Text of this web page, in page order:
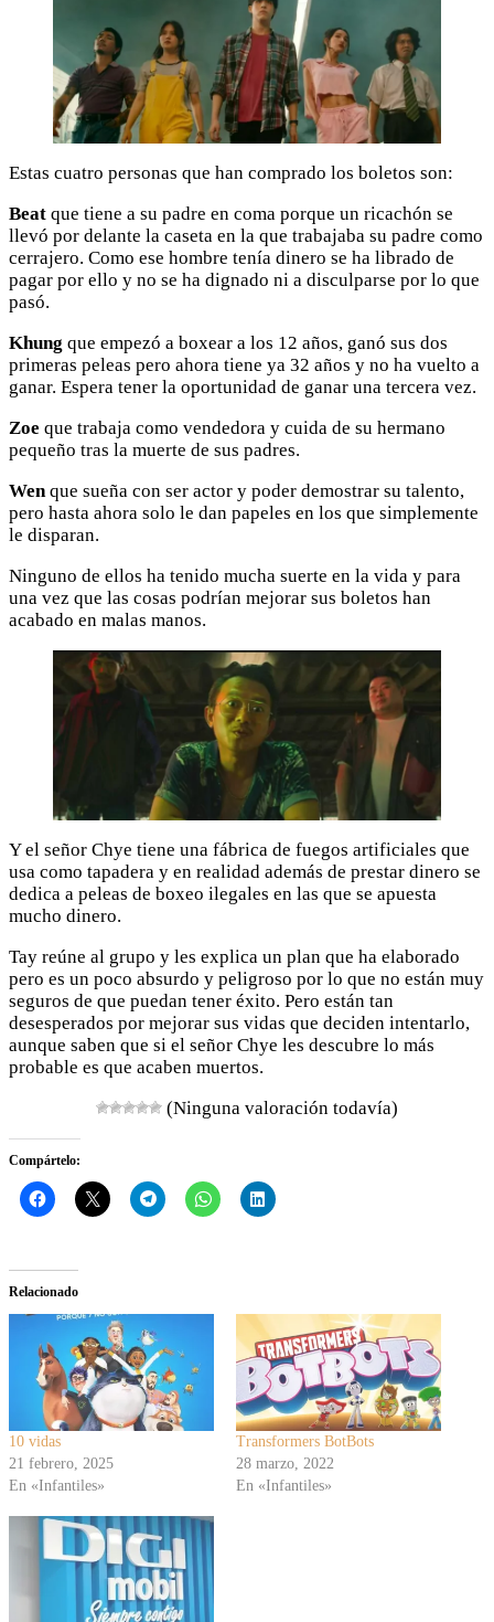
Estas cuatro personas que han comprado los boletos son:
Beat que tiene a su padre en coma porque un ricachón se
llevó por delante la caseta en la que trabajaba su padre como
cerrajero. Como ese hombre tenía dinero se ha librado de
pagar por ello y no se ha dignado ni a disculparse por lo que
pasó.
Khung que empezó a boxear a los 12 años, ganó sus dos
primeras peleas pero ahora tiene ya 32 años y no ha vuelto a
ganar. Espera tener la oportunidad de ganar una tercera vez.
Zoe que trabaja como vendedora y cuida de su hermano
pequeño tras la muerte de sus padres.
Wenque sueña con ser actor y poder demostrar su talento,
pero hasta ahora solo le dan papeles en los que simplemente
le disparan.
Ninguno de ellos ha tenido mucha suerte en la vida y para
una vez que las cosas podrían mejorar sus boletos han
acabado en malas manos.
Y el señor Chye tiene una fábrica de fuegos artificiales que
usa como tapadera y en realidad además de prestar dinero se
dedica a peleas de boxeo ilegales en las que se apuesta
mucho dinero.
Tay reúne al grupo y les explica un plan que ha elaborado
pero es un poco absurdo y peligroso por lo que no están muy
seguros de que puedan tener éxito. Pero están tan
desesperados por mejorar sus vidas que deciden intentarlo,
aunque saben que si el señor Chye les descubre lo más
probable es que acaben muertos.
(Ninguna valoración todavía)
Compártelo:
Relacionado
10 vidas
21 febrero, 2025
En «Infantiles»
Transformers BotBots
28 marzo, 2022
En «Infantiles»